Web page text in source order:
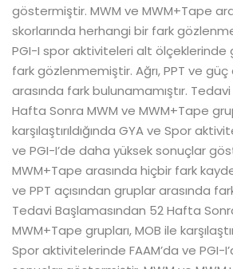
göstermiştir. MWM ve MWM+Tape
skorlarında herhangi bir fark
PGI-I spor aktiviteleri alt ölçeklerinde
fark gözlenmemiştir. Ağrı, PPT ve güç
arasında fark bulunamamıştır.
Hafta Sonra MWM ve MWM+Tape
karşılaştırıldığında GYA ve Spor
ve PGI-I’de daha yüksek sonuçlar
MWM+Tape arasında hiçbir fark
ve PPT açısından gruplar arasında
Tedavi Başlamasından 52 Hafta
MWM+Tape grupları, MOB ile
Spor aktivitelerinde FAAM’da ve PGI-